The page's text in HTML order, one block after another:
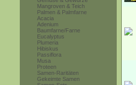
Mangroven & Teich
Palmen & Palmfarne
Acacia
Adenium
Baumfarne/Farne
Eucalyptus
Plumeria
Hibiskus
Passiflora
Musa
Proteen
Samen-Raritäten
Gekeimte Samen